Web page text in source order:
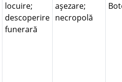
locuire;
descoperire
funerară
aşezare;
necropolă